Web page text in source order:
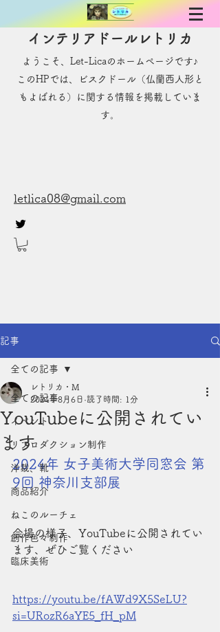
インテリアドールレトリカ
ようこそ、Let-Licaのホームページです♪
​このHPでは、ビスクドール（仏蘭西人形と
もよばれる）に関する情報を掲載していま
す。
letlica08@gmail.com
記事
全ての記事
イベント
リプロダクション制作
洋裁、靴
商品紹介
ねこのルーチェ
創作色々制作
臨床美術
全ての記事
YouTubeに公開されてい
ます
レトリカ・M
2024年8月6日 読了時間: 1分
2024年 女子美術大学同窓会 第
9回 神奈川支部展
会場の様子、YouTubeに公開されてい
ます、ぜひご覧ください
https://youtu.be/fAWd9X5SeLU?
si=URozR6aYE5_fH_pM